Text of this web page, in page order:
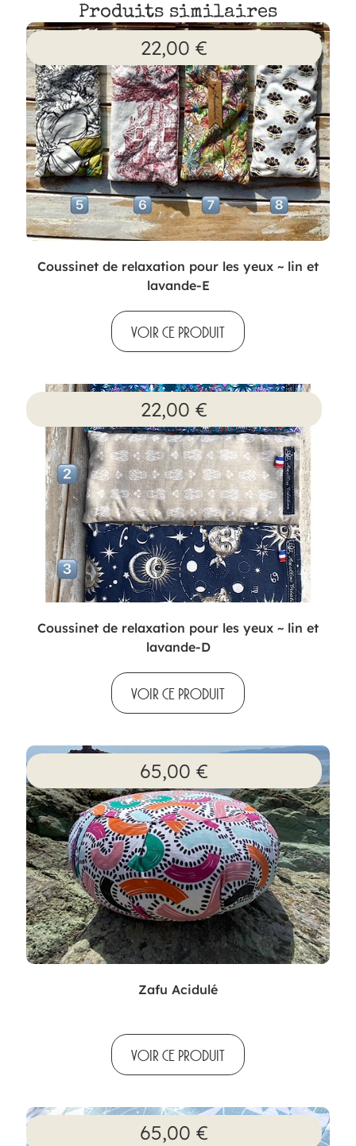
Produits similaires
22,00 €
Coussinet de relaxation pour les yeux ~ lin et
lavande-E
VOIR CE PRODUIT
22,00 €
Coussinet de relaxation pour les yeux ~ lin et
lavande-D
VOIR CE PRODUIT
65,00 €
Zafu Acidulé
VOIR CE PRODUIT
65,00 €